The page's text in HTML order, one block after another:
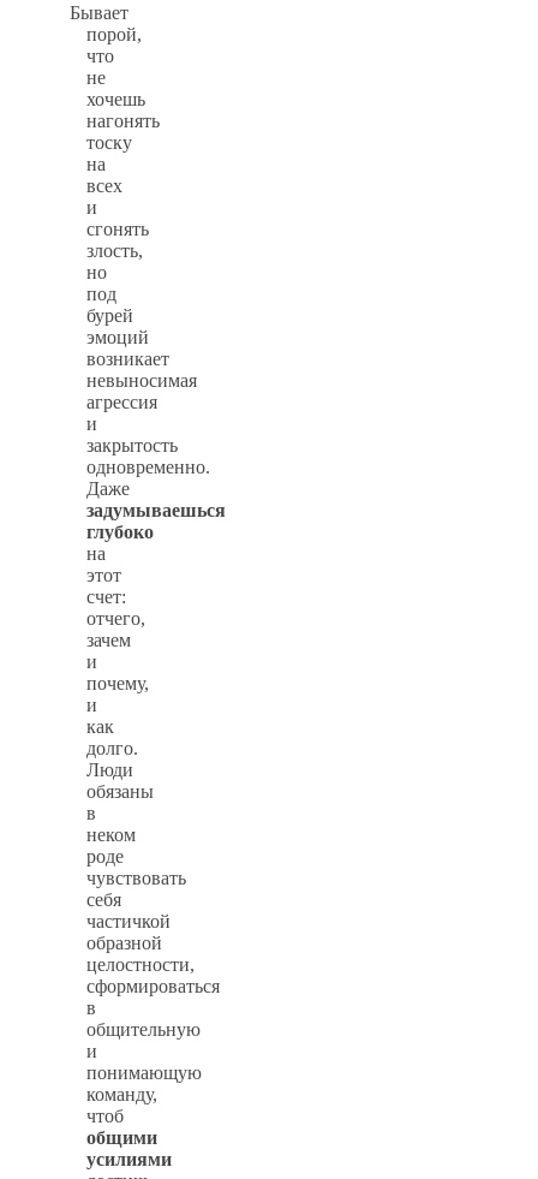
Бывает
порой,
что
не
хочешь
нагонять
тоску
на
всех
и
сгонять
злость,
но
под
бурей
эмоций
возникает
невыносимая
агрессия
и
закрытость
одновременно.
Даже
задумываешься
глубоко
на
этот
счет:
отчего,
зачем
и
почему,
и
как
долго.
Люди
обязаны
в
неком
роде
чувствовать
себя
частичкой
образной
целостности,
сформироваться
в
общительную
и
понимающую
команду,
чтоб
общими
усилиями